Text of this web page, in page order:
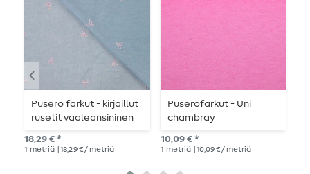
Pusero farkut - kirjaillut
rusetit vaaleansininen
18,29 € *
1 metriä | 18,29 € / metriä
Puserofarkut - Uni
chambray
vaaleanpunainen
10,09 € *
1 metriä | 10,09 € / metriä